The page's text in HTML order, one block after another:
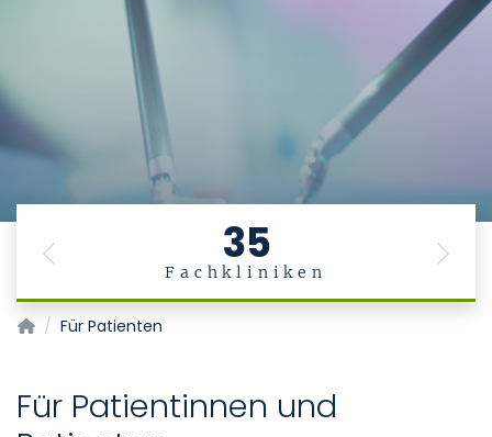
35
Fachkliniken
Previous Next
Euregionales Zentrum für robotische Chirurgie (EuRoSA)
Für Patienten
Für Patientinnen und